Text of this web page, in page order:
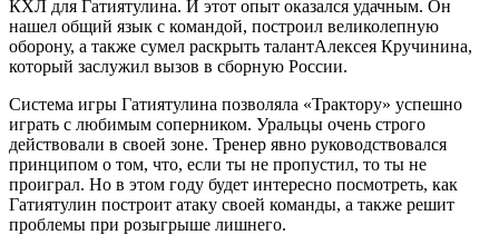
КХЛ для Гатиятулина. И этот опыт оказался удачным. Он
нашел общий язык с командой, построил великолепную
оборону, а также сумел раскрыть талантАлексея Кручинина,
который заслужил вызов в сборную России.
Система игры Гатиятулина позволяла «Трактору» успешно
играть с любимым соперником. Уральцы очень строго
действовали в своей зоне. Тренер явно руководствовался
принципом о том, что, если ты не пропустил, то ты не
проиграл. Но в этом году будет интересно посмотреть, как
Гатиятулин построит атаку своей команды, а также решит
проблемы при розыгрыше лишнего.